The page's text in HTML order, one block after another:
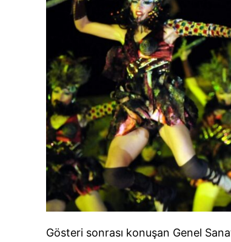
Gösteri sonrası konuşan Genel